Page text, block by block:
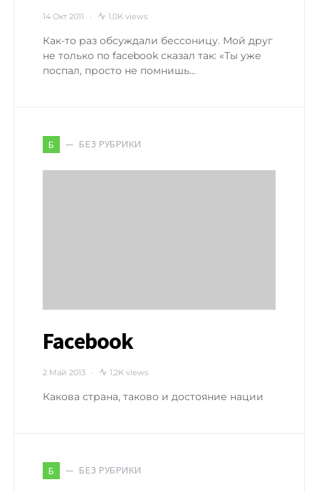
14 Окт 2011 1,0K views
Как-то раз обсуждали бессоницу. Мой друг
не только по facebook сказал так: «Ты уже
поспал, просто не помнишь…
Б БЕЗ РУБРИКИ
Facebook
2 Май 2013 1,2K views
Какова страна, таково и достояние нации
Б БЕЗ РУБРИКИ